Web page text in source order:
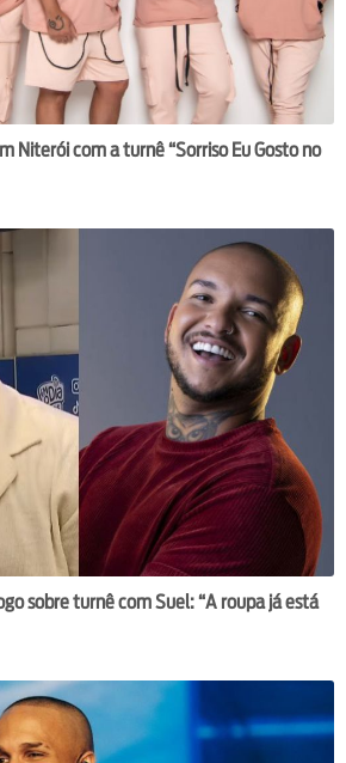
Niterói com a turnê “Sorriso Eu Gosto no
sobre turnê com Suel: “A roupa já está